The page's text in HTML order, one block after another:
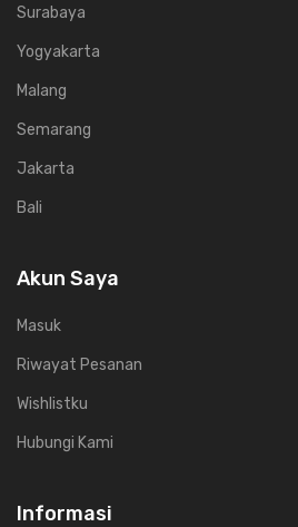
Surabaya
Yogyakarta
Malang
Semarang
Jakarta
Bali
Akun Saya
Masuk
Riwayat Pesanan
Wishlistku
Hubungi Kami
Informasi